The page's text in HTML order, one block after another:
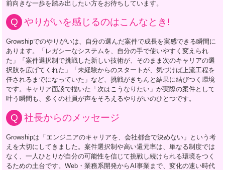
前向きな一歩を踏み出したい方をお待ちしています。
やりがいを感じるのはこんなとき!
Growshipでのやりがいは、自分の選んだ案件で成長を実感できる瞬間に
あります。「レガシーなシステムを、自分の手で使いやすく変えられ
た」「案件選択制で挑戦した新しい技術が、そのまま次のキャリアの選
択肢を広げてくれた」「未経験からのスタートが、気づけば上流工程を
任されるまでになっていた」など、挑戦がきちんと結果に結びつく環境
です。キャリア面談で描いた「次はこうなりたい」が実際の案件として
叶う瞬間も、多くの社員が声をそろえるやりがいのひとつです。
社長からのメッセージ
Growshipは「エンジニアのキャリアを、会社都合で決めない」という考
えを大切にしてきました。案件選択制や高い還元率は、単なる制度では
なく、一人ひとりが自分の可能性を信じて挑戦し続けられる環境をつく
るための土台です。Web・業務系開発からAI事業まで、変化の速い時代